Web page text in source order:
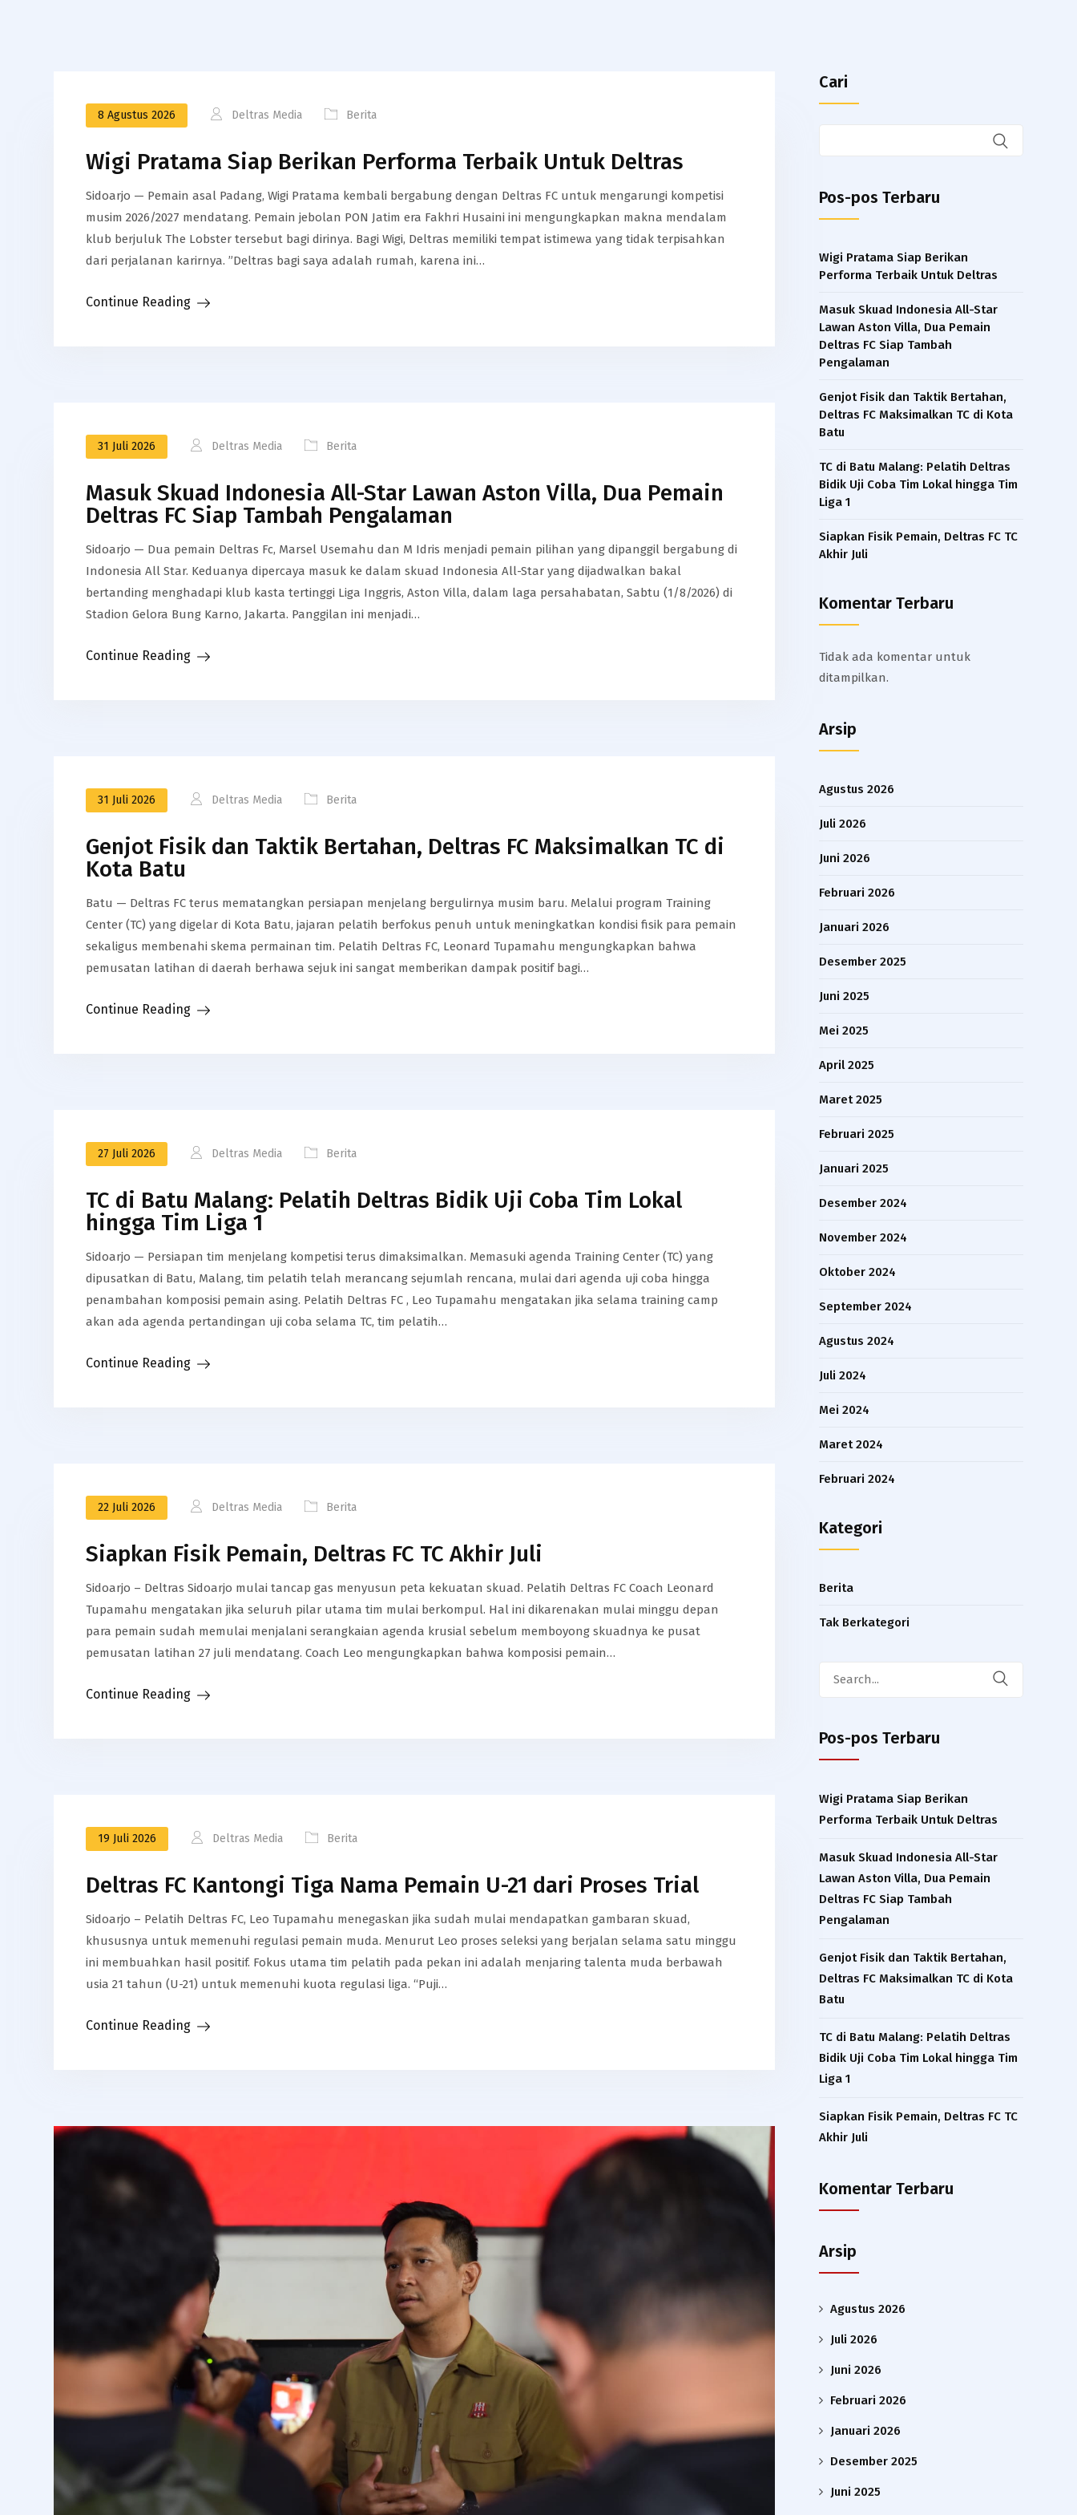
8 Agustus 2026 Deltras Media Berita
Wigi Pratama Siap Berikan Performa Terbaik Untuk Deltras
​Sidoarjo — Pemain asal Padang, Wigi Pratama kembali bergabung dengan Deltras FC untuk mengarungi kompetisi
musim 2026/2027 mendatang. ​Pemain jebolan PON Jatim era Fakhri Husaini ini mengungkapkan makna mendalam
klub berjuluk The Lobster tersebut bagi dirinya. Bagi Wigi, Deltras memiliki tempat istimewa yang tidak terpisahkan
dari perjalanan karirnya. ​”Deltras bagi saya adalah rumah, karena ini…
Continue Reading
31 Juli 2026 Deltras Media Berita
Masuk Skuad Indonesia All-Star Lawan Aston Villa, Dua Pemain
Deltras FC Siap Tambah Pengalaman​
Sidoarjo — Dua pemain Deltras Fc, Marsel Usemahu dan M Idris menjadi pemain pilihan yang dipanggil bergabung di
Indonesia All Star. Keduanya dipercaya masuk ke dalam skuad Indonesia All-Star yang dijadwalkan bakal
bertanding menghadapi klub kasta tertinggi Liga Inggris, Aston Villa, dalam laga persahabatan, Sabtu (1/8/2026) di
Stadion Gelora Bung Karno, Jakarta. Panggilan ini menjadi…
Continue Reading
31 Juli 2026 Deltras Media Berita
Genjot Fisik dan Taktik Bertahan, Deltras FC Maksimalkan TC di
Kota Batu
​Batu — Deltras FC terus mematangkan persiapan menjelang bergulirnya musim baru. Melalui program Training
Center (TC) yang digelar di Kota Batu, jajaran pelatih berfokus penuh untuk meningkatkan kondisi fisik para pemain
sekaligus membenahi skema permainan tim. ​Pelatih Deltras FC, Leonard Tupamahu mengungkapkan bahwa
pemusatan latihan di daerah berhawa sejuk ini sangat memberikan dampak positif bagi…
Continue Reading
27 Juli 2026 Deltras Media Berita
TC di Batu Malang: Pelatih Deltras Bidik Uji Coba Tim Lokal
hingga Tim Liga 1
​Sidoarjo — Persiapan tim menjelang kompetisi terus dimaksimalkan. Memasuki agenda Training Center (TC) yang
dipusatkan di Batu, Malang, tim pelatih telah merancang sejumlah rencana, mulai dari agenda uji coba hingga
penambahan komposisi pemain asing.​ Pelatih Deltras FC , Leo Tupamahu mengatakan jika selama training camp
akan ada agenda pertandingan uji coba selama TC, tim pelatih…
Continue Reading
22 Juli 2026 Deltras Media Berita
Siapkan Fisik Pemain, Deltras FC TC Akhir Juli
Sidoarjo – Deltras Sidoarjo mulai tancap gas menyusun peta kekuatan skuad. Pelatih Deltras FC Coach Leonard
Tupamahu mengatakan jika seluruh pilar utama tim mulai berkompul. Hal ini dikarenakan mulai minggu depan
para pemain sudah memulai menjalani serangkaian agenda krusial sebelum memboyong skuadnya ke pusat
pemusatan latihan 27 juli mendatang. Coach Leo mengungkapkan bahwa komposisi pemain…
Continue Reading
19 Juli 2026 Deltras Media Berita
Deltras FC Kantongi Tiga Nama Pemain U-21 dari Proses Trial ​
Sidoarjo – Pelatih Deltras FC, Leo Tupamahu menegaskan jika sudah mulai mendapatkan gambaran skuad,
khususnya untuk memenuhi regulasi pemain muda.​ Menurut Leo proses seleksi yang berjalan selama satu minggu
ini membuahkan hasil positif. Fokus utama tim pelatih pada pekan ini adalah menjaring talenta muda berbawah
usia 21 tahun (U-21) untuk memenuhi kuota regulasi liga.​ “Puji…
Continue Reading
Cari
Pos-pos Terbaru
Wigi Pratama Siap Berikan
Performa Terbaik Untuk Deltras
Masuk Skuad Indonesia All-Star
Lawan Aston Villa, Dua Pemain
Deltras FC Siap Tambah
Pengalaman​
Genjot Fisik dan Taktik Bertahan,
Deltras FC Maksimalkan TC di Kota
Batu
TC di Batu Malang: Pelatih Deltras
Bidik Uji Coba Tim Lokal hingga Tim
Liga 1
Siapkan Fisik Pemain, Deltras FC TC
Akhir Juli
Komentar Terbaru
Tidak ada komentar untuk
ditampilkan.
Arsip
Agustus 2026
Juli 2026
Juni 2026
Februari 2026
Januari 2026
Desember 2025
Juni 2025
Mei 2025
April 2025
Maret 2025
Februari 2025
Januari 2025
Desember 2024
November 2024
Oktober 2024
September 2024
Agustus 2024
Juli 2024
Mei 2024
Maret 2024
Februari 2024
Kategori
Berita
Tak Berkategori
Pos-pos Terbaru
Wigi Pratama Siap Berikan
Performa Terbaik Untuk Deltras
Masuk Skuad Indonesia All-Star
Lawan Aston Villa, Dua Pemain
Deltras FC Siap Tambah
Pengalaman​
Genjot Fisik dan Taktik Bertahan,
Deltras FC Maksimalkan TC di Kota
Batu
TC di Batu Malang: Pelatih Deltras
Bidik Uji Coba Tim Lokal hingga Tim
Liga 1
Siapkan Fisik Pemain, Deltras FC TC
Akhir Juli
Komentar Terbaru
Arsip
Agustus 2026
Juli 2026
Juni 2026
Februari 2026
Januari 2026
Desember 2025
Juni 2025